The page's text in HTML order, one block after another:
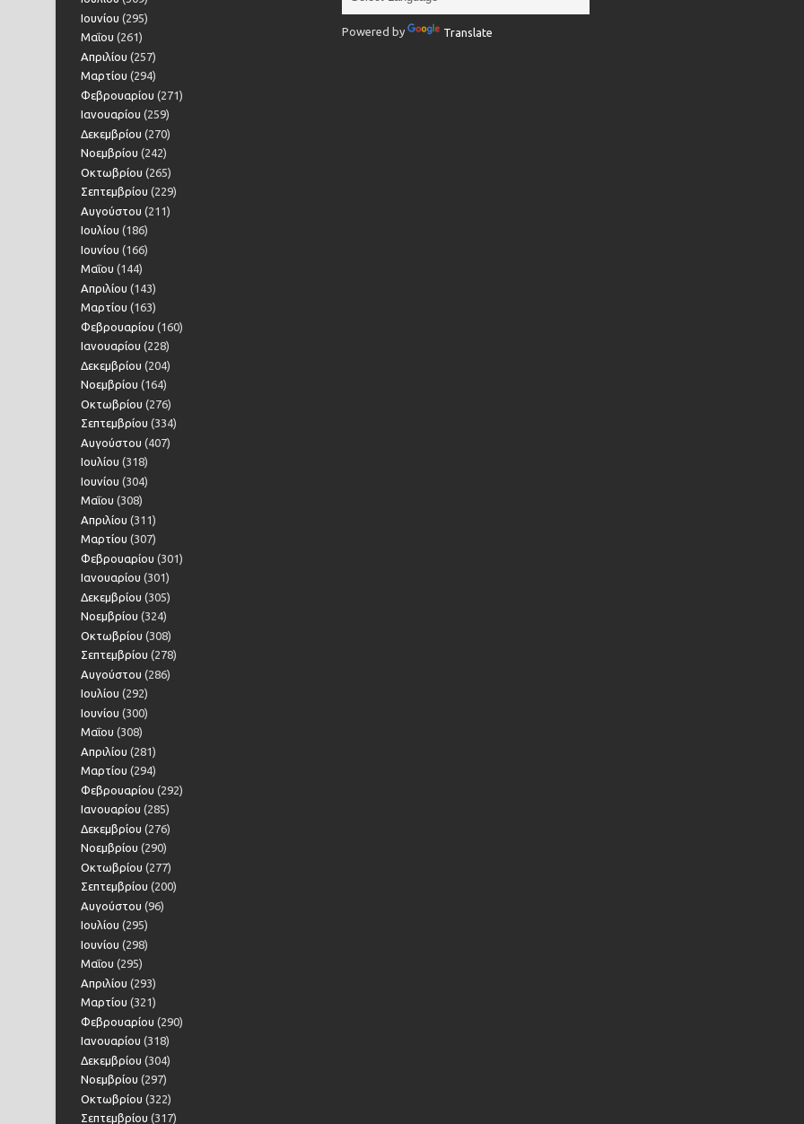
Ιουνίου (295)
Μαΐου (261)
Απριλίου (257)
Μαρτίου (294)
Φεβρουαρίου (271)
Ιανουαρίου (259)
Δεκεμβρίου (270)
Νοεμβρίου (242)
Οκτωβρίου (265)
Σεπτεμβρίου (229)
Αυγούστου (211)
Ιουλίου (186)
Ιουνίου (166)
Μαΐου (144)
Απριλίου (143)
Μαρτίου (163)
Φεβρουαρίου (160)
Ιανουαρίου (228)
Δεκεμβρίου (204)
Νοεμβρίου (164)
Οκτωβρίου (276)
Σεπτεμβρίου (334)
Αυγούστου (407)
Ιουλίου (318)
Ιουνίου (304)
Μαΐου (308)
Απριλίου (311)
Μαρτίου (307)
Φεβρουαρίου (301)
Ιανουαρίου (301)
Δεκεμβρίου (305)
Νοεμβρίου (324)
Οκτωβρίου (308)
Σεπτεμβρίου (278)
Αυγούστου (286)
Ιουλίου (292)
Ιουνίου (300)
Μαΐου (308)
Απριλίου (281)
Μαρτίου (294)
Φεβρουαρίου (292)
Ιανουαρίου (285)
Δεκεμβρίου (276)
Νοεμβρίου (290)
Οκτωβρίου (277)
Σεπτεμβρίου (200)
Αυγούστου (96)
Ιουλίου (295)
Ιουνίου (298)
Μαΐου (295)
Απριλίου (293)
Μαρτίου (321)
Φεβρουαρίου (290)
Ιανουαρίου (318)
Δεκεμβρίου (304)
Νοεμβρίου (297)
Οκτωβρίου (322)
Σεπτεμβρίου (317)
Powered by Translate